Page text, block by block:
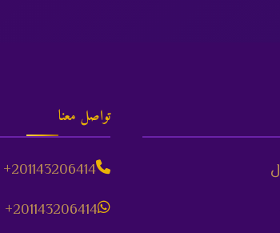
تواصل معنا
+201143206414
+201143206414